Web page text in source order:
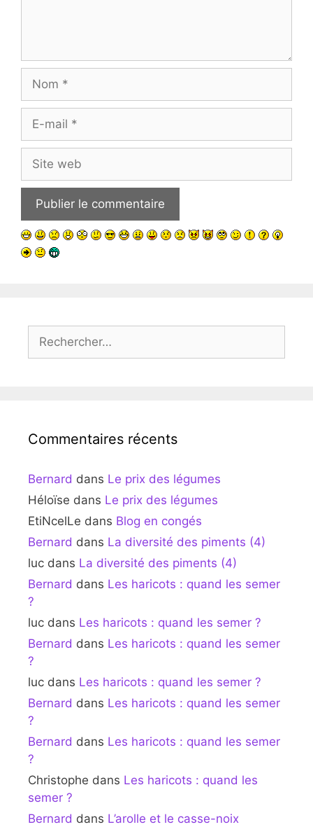
Nom
Site
web
Rechercher :
Commentaires récents
Bernard dans Le prix des légumes
Héloïse dans Le prix des légumes
EtiNcelLe dans Blog en congés
Bernard dans La diversité des piments (4)
luc dans La diversité des piments (4)
Bernard dans Les haricots : quand les semer
?
luc dans Les haricots : quand les semer ?
Bernard dans Les haricots : quand les semer
?
luc dans Les haricots : quand les semer ?
Bernard dans Les haricots : quand les semer
?
Bernard dans Les haricots : quand les semer
?
Christophe dans Les haricots : quand les
semer ?
Bernard dans L’arolle et le casse-noix